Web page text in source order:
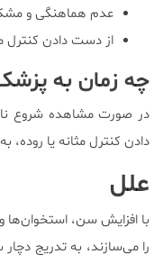
عدم هماهنگی و
از دست دادن کنترل
چه زمان به
در صورت مشاهده شروع
دادن کنترل مثانه یا
علل
با افزایش سن،
را می‌سازند، به تدریج